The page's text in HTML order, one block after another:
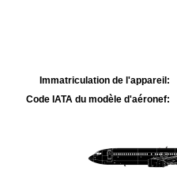
Immatriculation de l'appareil:
Code IATA du modèle d'aéronef: